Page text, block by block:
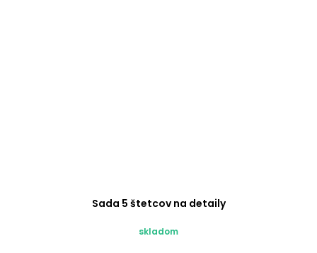
Sada 5 štetcov na detaily
skladom